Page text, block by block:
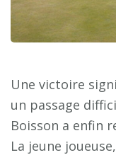
Une victoire
un passage
Boisson a enfin
La jeune